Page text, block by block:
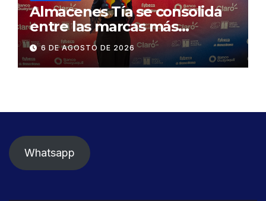
Almacenes Tía se consolida
entre las marcas más
influyentes del Ecuador
6 DE AGOSTO DE 2026
Whatsapp